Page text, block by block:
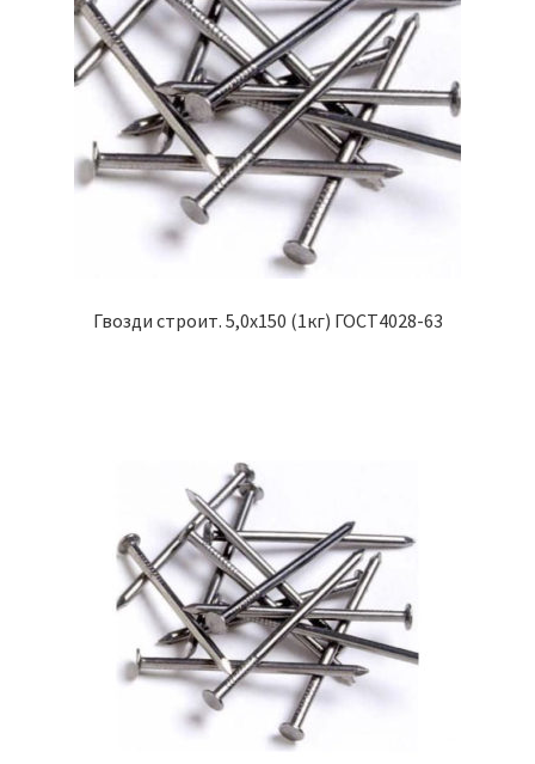
Гвозди строит. 5,0х150 (1кг) ГОСТ4028-63